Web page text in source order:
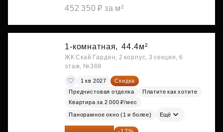
452 350 ₽ за м²
1-комнатная, 44.4м²
ЖК Скай Гарден, 2 корпус, 3 секция, 6
этаж, №369
1 кв 2027
Скидка
Предчистовая отделка
Платите как хотите
Квартира за 2 000 ₽/мес
Панорамное окно (1 и более) Ещё